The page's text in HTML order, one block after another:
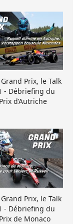
Prix, le Talk
- Débriefing du
d’Autriche
Prix, le Talk
- Débriefing du
de Monaco